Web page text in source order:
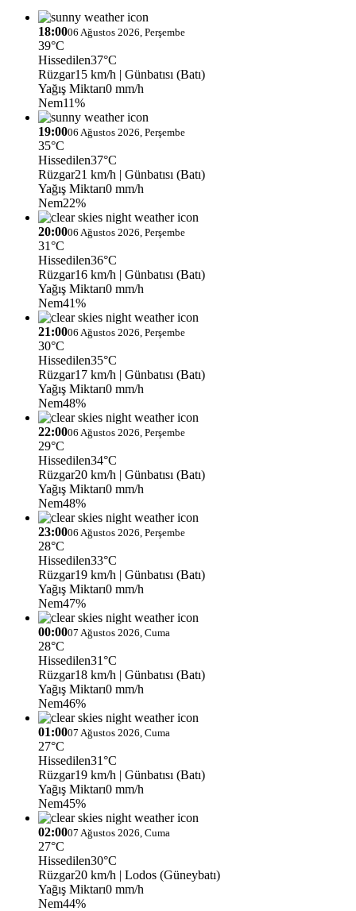
18:0006 Ağustos 2026, Perşembe
39°C
Hissedilen37°C
Rüzgar15 km/h | Günbatısı (Batı)
Yağış Miktarı0 mm/h
Nem11%
19:0006 Ağustos 2026, Perşembe
35°C
Hissedilen37°C
Rüzgar21 km/h | Günbatısı (Batı)
Yağış Miktarı0 mm/h
Nem22%
20:0006 Ağustos 2026, Perşembe
31°C
Hissedilen36°C
Rüzgar16 km/h | Günbatısı (Batı)
Yağış Miktarı0 mm/h
Nem41%
21:0006 Ağustos 2026, Perşembe
30°C
Hissedilen35°C
Rüzgar17 km/h | Günbatısı (Batı)
Yağış Miktarı0 mm/h
Nem48%
22:0006 Ağustos 2026, Perşembe
29°C
Hissedilen34°C
Rüzgar20 km/h | Günbatısı (Batı)
Yağış Miktarı0 mm/h
Nem48%
23:0006 Ağustos 2026, Perşembe
28°C
Hissedilen33°C
Rüzgar19 km/h | Günbatısı (Batı)
Yağış Miktarı0 mm/h
Nem47%
00:0007 Ağustos 2026, Cuma
28°C
Hissedilen31°C
Rüzgar18 km/h | Günbatısı (Batı)
Yağış Miktarı0 mm/h
Nem46%
01:0007 Ağustos 2026, Cuma
27°C
Hissedilen31°C
Rüzgar19 km/h | Günbatısı (Batı)
Yağış Miktarı0 mm/h
Nem45%
02:0007 Ağustos 2026, Cuma
27°C
Hissedilen30°C
Rüzgar20 km/h | Lodos (Güneybatı)
Yağış Miktarı0 mm/h
Nem44%